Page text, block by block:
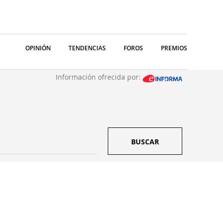
OPINIÓN TENDENCIAS FOROS PREMIOS
Información ofrecida por:
BUSCAR